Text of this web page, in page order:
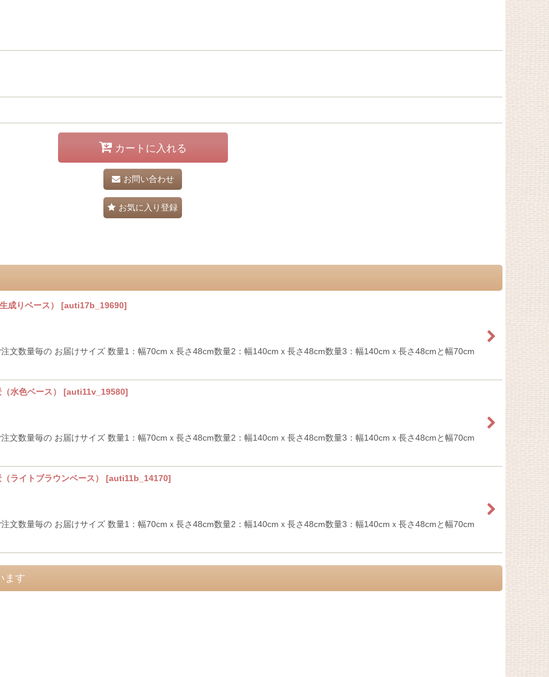
カートに入れる
お問い合わせ
お気に入り登録
成りベース） [auti17b_19690]
文数量毎の お届けサイズ 数量1：幅70cmｘ長さ48cm数量2：幅140cmｘ長さ48cm数量3：幅140cmｘ長さ48cmと幅70cm
水色ベース） [auti11v_19580]
文数量毎の お届けサイズ 数量1：幅70cmｘ長さ48cm数量2：幅140cmｘ長さ48cm数量3：幅140cmｘ長さ48cmと幅70cm
ライトブラウンベース） [auti11b_14170]
文数量毎の お届けサイズ 数量1：幅70cmｘ長さ48cm数量2：幅140cmｘ長さ48cm数量3：幅140cmｘ長さ48cmと幅70cm
ます